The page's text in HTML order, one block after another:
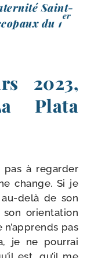
Saint-​
du 1
er
2023,
Plata
pas à regar­der
change. Si je
​delà de son
orien­ta­tion
pas
je ne pour­rai